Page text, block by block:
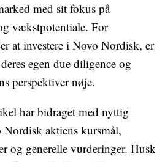
med sit fokus på
vækstpotentiale. For
at investere i Novo Nordisk, er
egen due diligence og
perspektiver nøje.
har bidraget med nyttig
aktiens kursmål,
og generelle vurderinger. Husk